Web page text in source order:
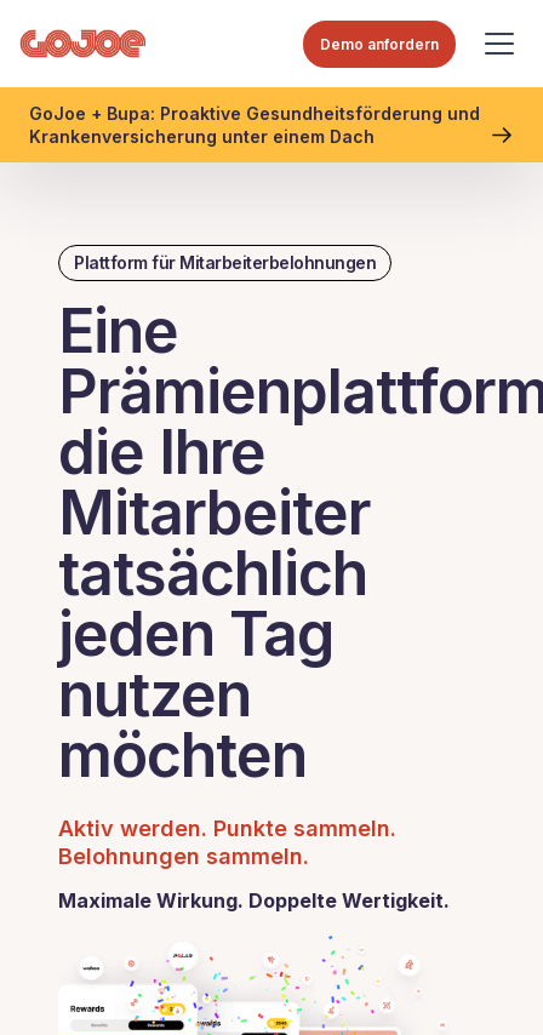
Demo anfordern
GoJoe + Bupa: Proaktive Gesundheitsförderung und
Krankenversicherung unter einem Dach
Plattform für Mitarbeiterbelohnungen
Eine
die Ihre
Mitarbeiter
tatsächlich
jeden Tag
nutzen
möchten
Aktiv werden. Punkte sammeln.
Belohnungen sammeln.
Maximale Wirkung. Doppelte Wertigkeit.